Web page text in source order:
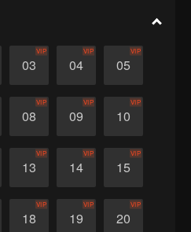
03
VIP
04
VIP
05
VIP
08
VIP
09
VIP
10
VIP
13
VIP
14
VIP
15
VIP
18
VIP
19
VIP
20
VIP